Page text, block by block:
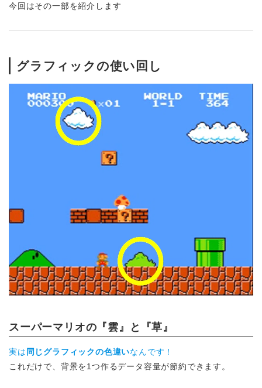
今回はその一部を紹介します
グラフィックの使い回し
スーパーマリオの『雲』と『草』
実は 同じグラフィックの色違いなんです！
これだけで、背景を1つ作るデータ容量が節約できます。